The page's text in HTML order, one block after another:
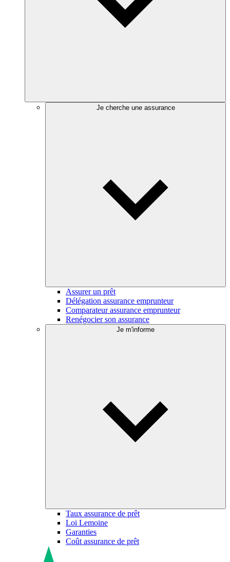
Je cherche une assurance
Assurer un prêt
Délégation assurance emprunteur
Comparateur assurance emprunteur
Renégocier son assurance
Je m'informe
Taux assurance de prêt
Loi Lemoine
Garanties
Coût assurance de prêt